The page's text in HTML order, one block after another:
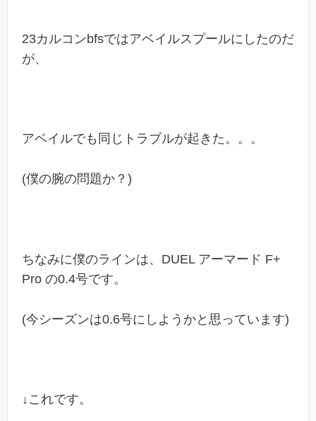
23カルコンbfsではアベイルスプールにしたのだ
が、
アベイルでも同じトラブルが起きた。。。
(僕の腕の問題か？)
ちなみに僕のラインは、 DUEL アーマード F+
Pro の0.4号です。
(今シーズンは0.6号にしようかと思っています)
↓これです。